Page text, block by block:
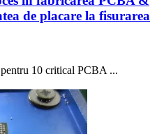
de placare la fisurarea
10 critical PCBA ...